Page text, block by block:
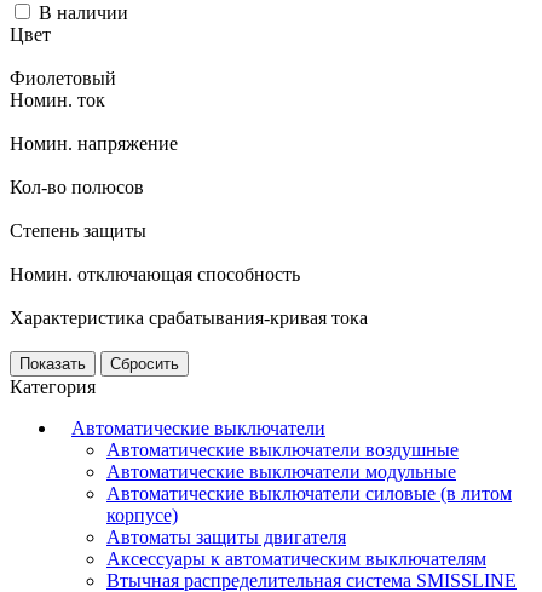
Категория
Автоматические выключатели
Автоматические выключатели воздушные
Автоматические выключатели модульные
Автоматические выключатели силовые (в литом
корпусе)
Автоматы защиты двигателя
Аксессуары к автоматическим выключателям
Втычная распределительная система SMISSLINE
В наличии
Цвет
Фиолетовый
Номин. ток
Номин. напряжение
Кол-во полюсов
Степень защиты
Номин. отключающая способность
Характеристика срабатывания-кривая тока
Сбросить